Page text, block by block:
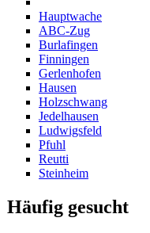
Hauptwache
ABC-Zug
Burlafingen
Finningen
Gerlenhofen
Hausen
Holzschwang
Jedelhausen
Ludwigsfeld
Pfuhl
Reutti
Steinheim
Häufig gesucht